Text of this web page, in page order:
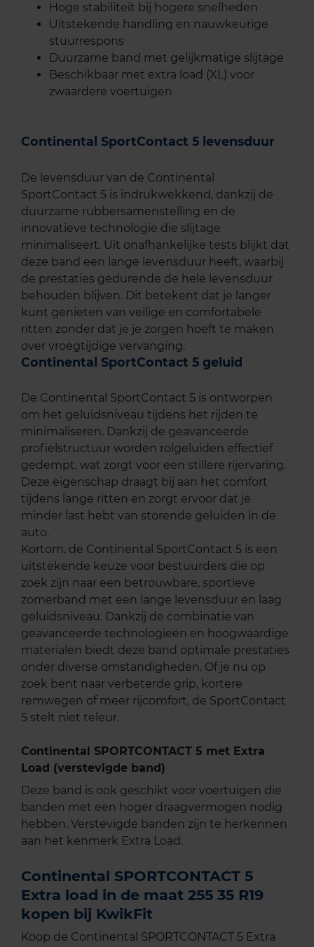
Hoge stabiliteit bij hogere snelheden
Uitstekende handling en nauwkeurige
stuurrespons
Duurzame band met gelijkmatige slijtage
Beschikbaar met extra load (XL) voor
zwaardere voertuigen
Continental SportContact 5 levensduur
De levensduur van de Continental
SportContact 5 is indrukwekkend, dankzij de
duurzame rubbersamenstelling en de
innovatieve technologie die slijtage
minimaliseert. Uit onafhankelijke tests blijkt dat
deze band een lange levensduur heeft, waarbij
de prestaties gedurende de hele levensduur
behouden blijven. Dit betekent dat je langer
kunt genieten van veilige en comfortabele
ritten zonder dat je je zorgen hoeft te maken
over vroegtijdige vervanging.
Continental SportContact 5 geluid
De Continental SportContact 5 is ontworpen
om het geluidsniveau tijdens het rijden te
minimaliseren. Dankzij de geavanceerde
profielstructuur worden rolgeluiden effectief
gedempt, wat zorgt voor een stillere rijervaring.
Deze eigenschap draagt bij aan het comfort
tijdens lange ritten en zorgt ervoor dat je
minder last hebt van storende geluiden in de
auto.
Kortom, de Continental SportContact 5 is een
uitstekende keuze voor bestuurders die op
zoek zijn naar een betrouwbare, sportieve
zomerband met een lange levensduur en laag
geluidsniveau. Dankzij de combinatie van
geavanceerde technologieën en hoogwaardige
materialen biedt deze band optimale prestaties
onder diverse omstandigheden. Of je nu op
zoek bent naar verbeterde grip, kortere
remwegen of meer rijcomfort, de SportContact
5 stelt niet teleur.
Continental SPORTCONTACT 5 met Extra
Load (verstevigde band)
Deze band is ook geschikt voor voertuigen die
banden met een hoger draagvermogen nodig
hebben. Verstevigde banden zijn te herkennen
aan het kenmerk Extra Load.
Continental SPORTCONTACT 5
Extra load in de maat 255 35 R19
kopen bij KwikFit
Koop de Continental SPORTCONTACT 5 Extra